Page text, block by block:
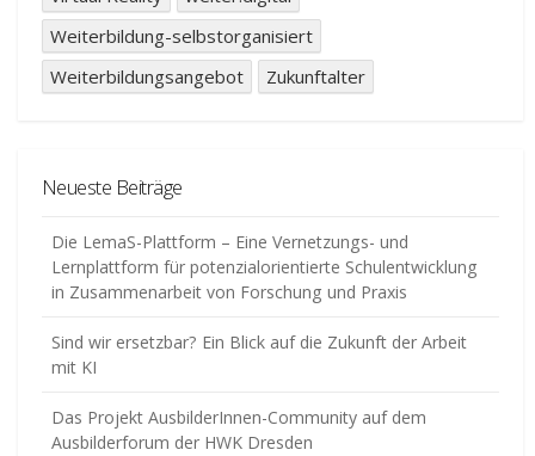
Weiterbildung-selbstorganisiert
Weiterbildungsangebot
Zukunftalter
Neueste Beiträge
Die LemaS-Plattform – Eine Vernetzungs- und
Lernplattform für potenzialorientierte Schulentwicklung
in Zusammenarbeit von Forschung und Praxis
Sind wir ersetzbar? Ein Blick auf die Zukunft der Arbeit
mit KI
Das Projekt AusbilderInnen-Community auf dem
Ausbilderforum der HWK Dresden